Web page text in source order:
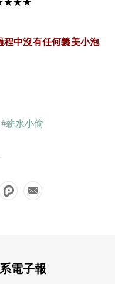
★★★★★
中沒有任何義美小泡
#薪水小偷
電子報